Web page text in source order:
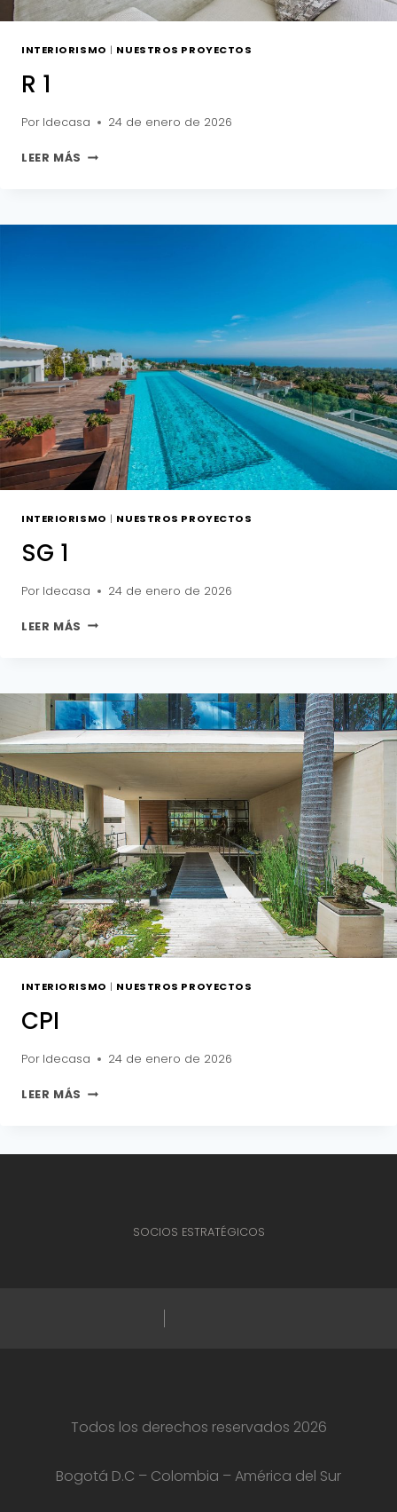
INTERIORISMO | NUESTROS PROYECTOS
R 1
Por Idecasa 24 de enero de 2026
LEER MÁS R
INTERIORISMO | NUESTROS PROYECTOS
SG 1
Por Idecasa 24 de enero de 2026
LEER MÁS SG
INTERIORISMO | NUESTROS PROYECTOS
CPI
Por Idecasa 24 de enero de 2026
LEER MÁS CPI
SOCIOS ESTRATÉGICOS
Todos los derechos reservados 2026
Bogotá D.C – Colombia – América del Sur